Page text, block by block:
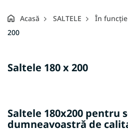
Acasă SALTELE În
200
Saltele 180 x 200
Saltele 180x200 pentru
dumneavoastră de